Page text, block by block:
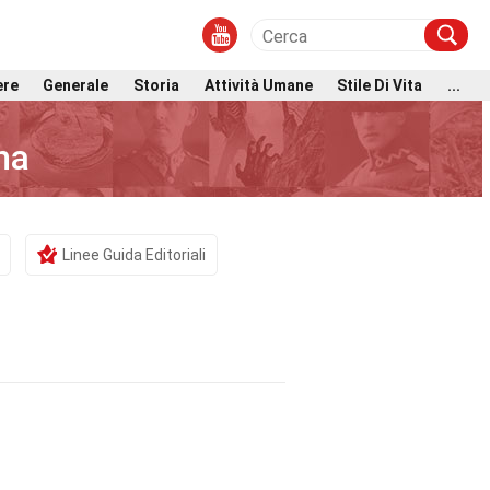
Generale Storia Attività Umane Stile Di Vita ...
Linee Guida Editoriali